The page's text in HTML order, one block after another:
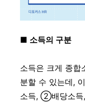
■ 소득의 구분
소득은 크게 종합
분할 수 있는데,
소득, ②배당소